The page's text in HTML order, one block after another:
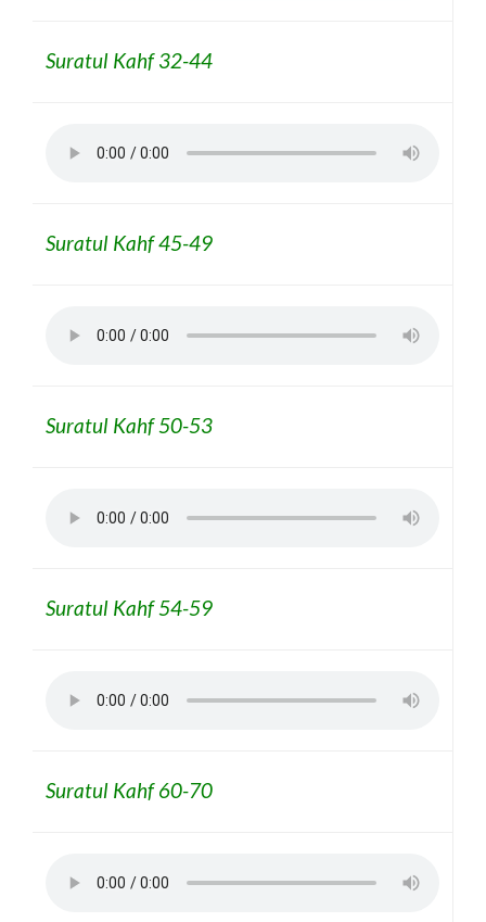
Suratul Kahf 32-44
Suratul Kahf 45-49
Suratul Kahf 50-53
Suratul Kahf 54-59
Suratul Kahf 60-70